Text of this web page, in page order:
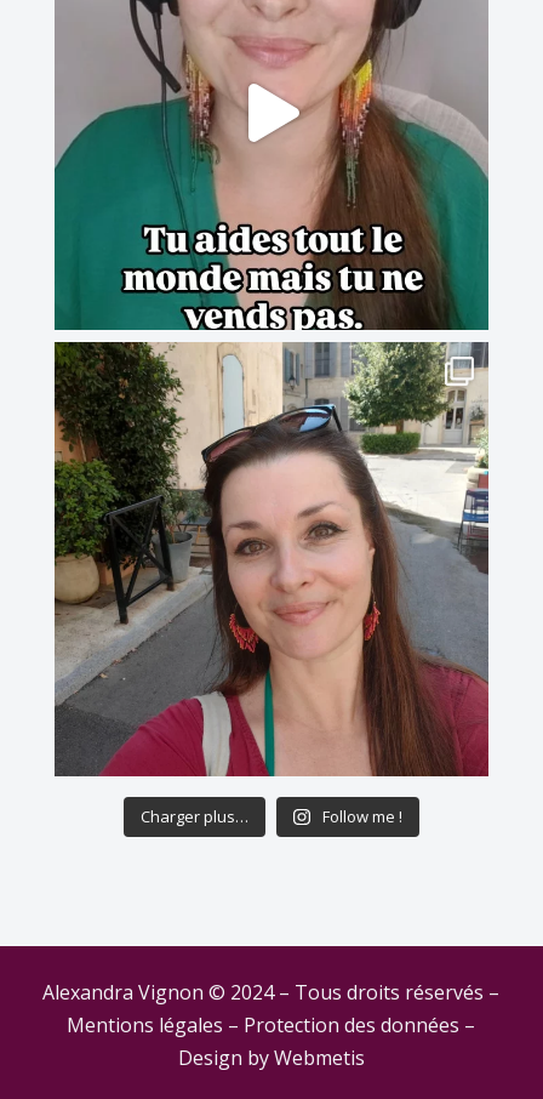
Charger plus… Follow me !
Alexandra Vignon © 2024 – Tous droits réservés –
Mentions légales – Protection des données –
Design byWebmetis